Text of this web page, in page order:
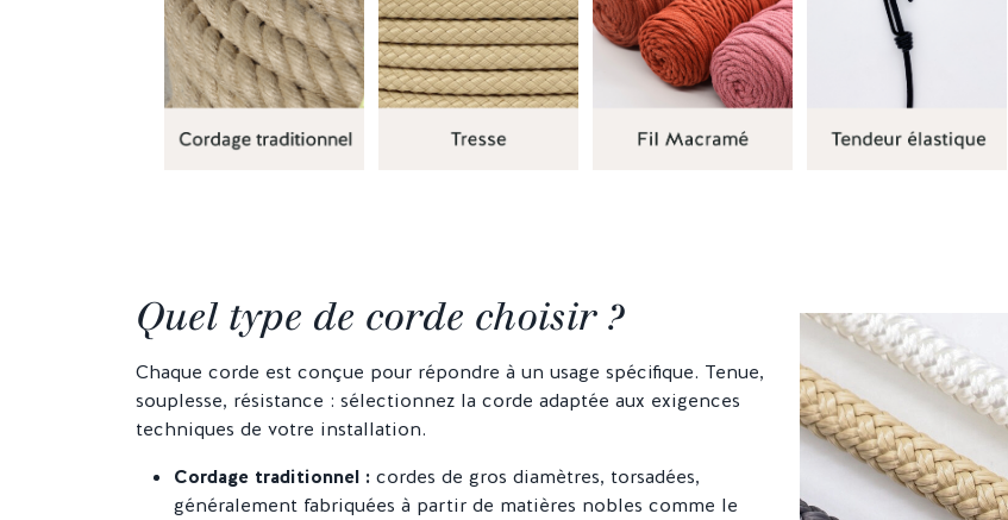
Quel type de corde choisir ?
Chaque corde est conçue pour répondre à un usage spécifique. Tenue,
souplesse, résistance : sélectionnez la corde adaptée aux exigences
techniques de votre installation.
Cordage traditionnel : cordes de gros diamètres, torsadées,
généralement fabriquées à partir de matières nobles comme le